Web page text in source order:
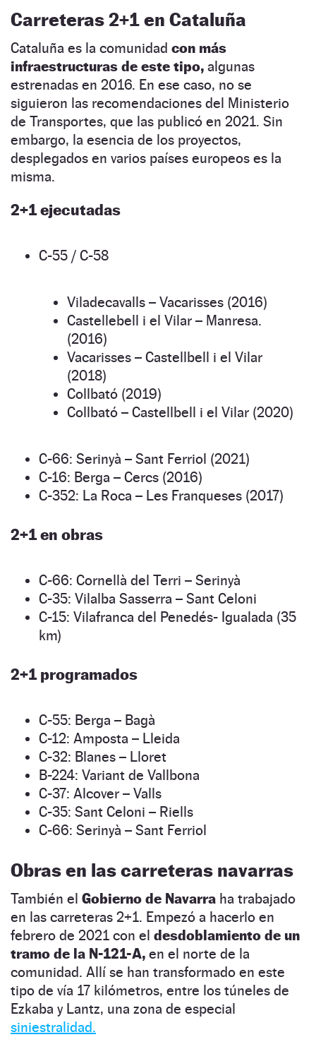
Carreteras 2+1 en Cataluña
Cataluña es la comunidad con más
infraestructuras de este tipo, algunas
estrenadas en 2016. En ese caso, no se
siguieron las recomendaciones del Ministerio
de Transportes, que las publicó en 2021. Sin
embargo, la esencia de los proyectos,
desplegados en varios países europeos es la
misma.
2+1 ejecutadas
C-55 / C-58
Viladecavalls – Vacarisses (2016)
Castellebell i el Vilar – Manresa.
(2016)
Vacarisses – Castellbell i el Vilar
(2018)
Collbató (2019)
Collbató – Castellbell i el Vilar (2020)
C-66: Serinyà – Sant Ferriol (2021)
C-16: Berga – Cercs (2016)
C-352: La Roca – Les Franqueses (2017)
2+1 en obras
C-66: Cornellà del Terri – Serinyà
C-35: Vilalba Sasserra – Sant Celoni
C-15: Vilafranca del Penedés- Igualada (35
km)
2+1 programados
C-55: Berga – Bagà
C-12: Amposta – Lleida
C-32: Blanes – Lloret
B-224: Variant de Vallbona
C-37: Alcover – Valls
C-35: Sant Celoni – Riells
C-66: Serinyà – Sant Ferriol
Obras en las carreteras navarras
También el Gobierno de Navarra ha trabajado
en las carreteras 2+1. Empezó a hacerlo en
febrero de 2021 con el desdoblamiento de un
tramo de la N-121-A, en el norte de la
comunidad. Allí se han transformado en este
tipo de vía 17 kilómetros, entre los túneles de
Ezkaba y Lantz, una zona de especial
siniestralidad.